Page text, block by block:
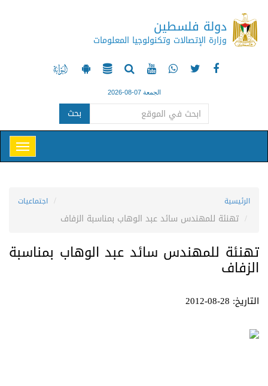
دولة فلسطين
وزارة الإتصالات وتكنولوجيا المعلومات
الجمعة 07-08-2026
بحث
الرئيسية اجتماعيات
تهنئة للمهندس سائد عبد الوهاب بمناسبة الزفاف
تهنئة للمهندس سائد عبد الوهاب بمناسبة
الزفاف
التاريخ: 28-08-2012